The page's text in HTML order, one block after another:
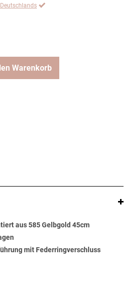
Warenkorb
aus 585 Gelbgold 45cm
mit Federringverschluss